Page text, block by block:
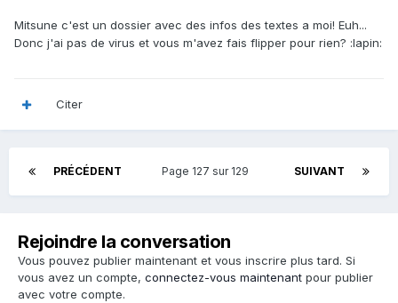
Mitsune c'est un dossier avec des infos des textes a moi! Euh...
Donc j'ai pas de virus et vous m'avez fais flipper pour rien? :lapin:
Citer
PRÉCÉDENT SUIVANT
Page 127 sur 129
Rejoindre la conversation
Vous pouvez publier maintenant et vous inscrire plus tard. Si
vous avez un compte, connectez-vous maintenant pour publier
avec votre compte.